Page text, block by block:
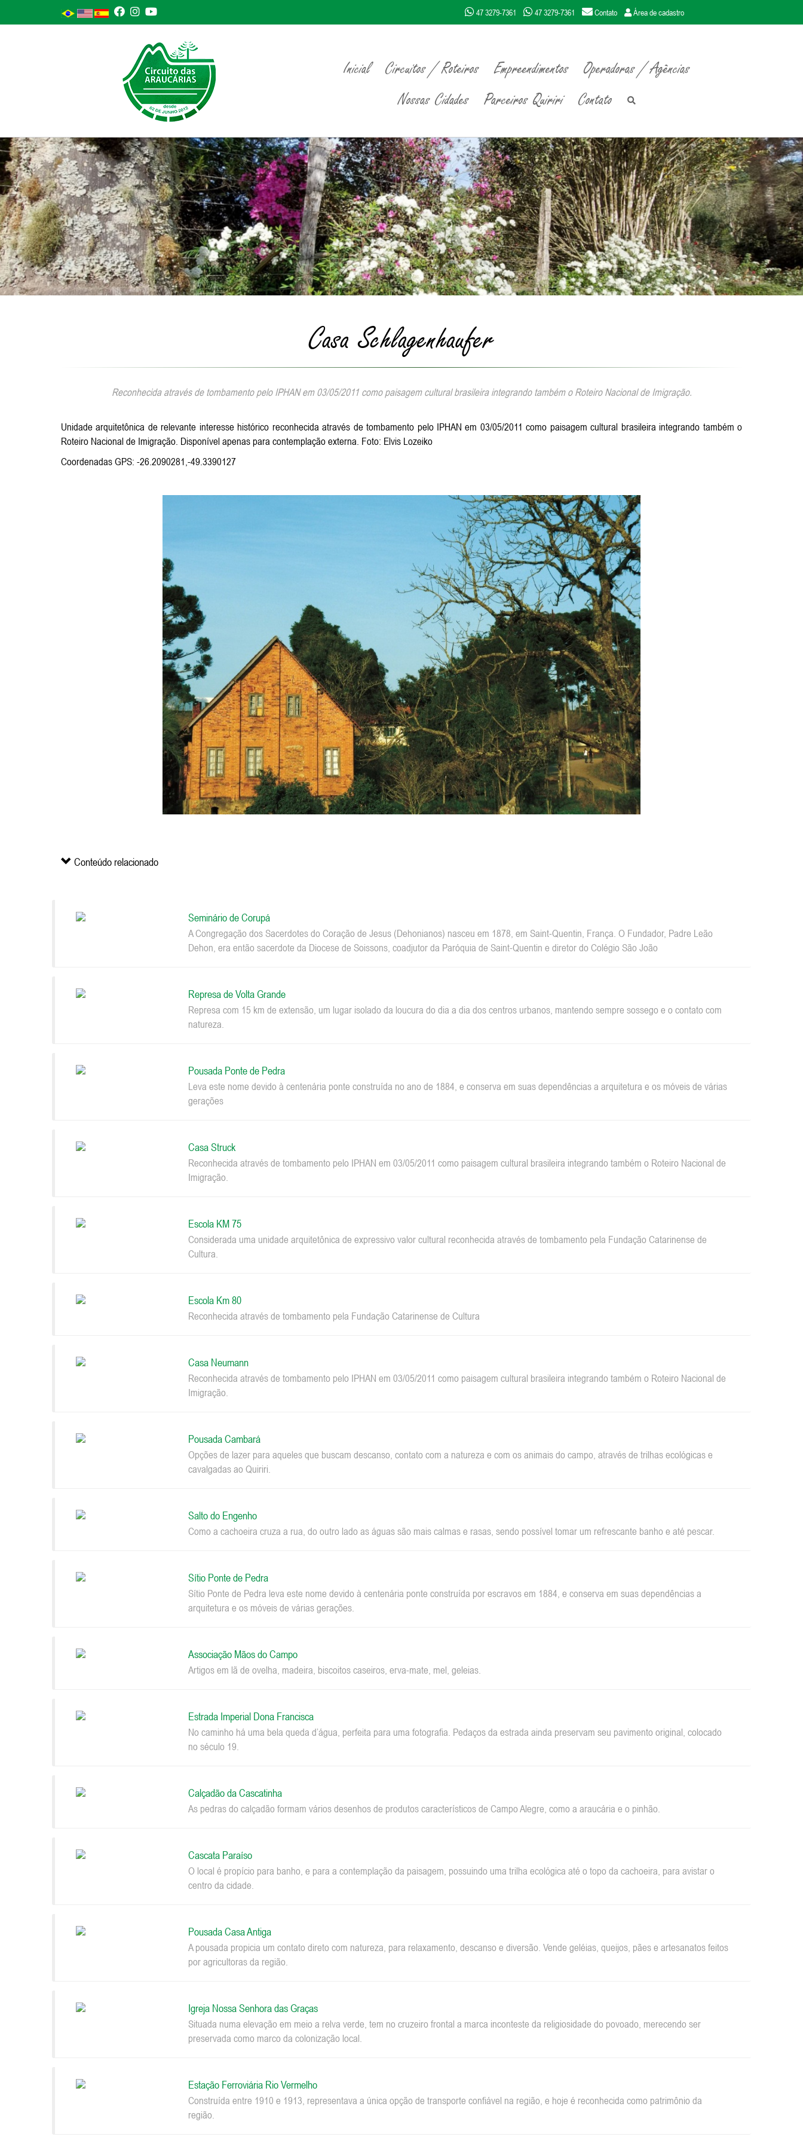
47 3279-7361 47 3279-7361 Contato Área de cadastro
Inicial Circuitos / Roteiros Empreendimentos
Operadoras / Agências
Nossas Cidades
Parceiros Quiriri Contato
Casa Schlagenhaufer
Reconhecida através de tombamento pelo IPHAN em 03/05/2011 como paisagem cultural brasileira integrando também o Roteiro Nacional de Imigração.
Unidade arquitetônica de relevante interesse histórico reconhecida através de tombamento pelo IPHAN em 03/05/2011 como paisagem cultural brasileira integrando também o
Roteiro Nacional de Imigração. Disponível apenas para contemplação externa. Foto: Elvis Lozeiko
Coordenadas GPS: -26.2090281,-49.3390127
Conteúdo relacionado
Seminário de Corupá
A Congregação dos Sacerdotes do Coração de Jesus (Dehonianos) nasceu em 1878, em Saint-Quentin, França. O Fundador, Padre Leão
Dehon, era então sacerdote da Diocese de Soissons, coadjutor da Paróquia de Saint-Quentin e diretor do Colégio São João
Represa de Volta Grande
Represa com 15 km de extensão, um lugar isolado da loucura do dia a dia dos centros urbanos, mantendo sempre sossego e o contato com
natureza.
Pousada Ponte de Pedra
Leva este nome devido à centenária ponte construída no ano de 1884, e conserva em suas dependências a arquitetura e os móveis de várias
gerações
Casa Struck
Reconhecida através de tombamento pelo IPHAN em 03/05/2011 como paisagem cultural brasileira integrando também o Roteiro Nacional de
Imigração.
Escola KM 75
Considerada uma unidade arquitetônica de expressivo valor cultural reconhecida através de tombamento pela Fundação Catarinense de
Cultura.
Escola Km 80
Reconhecida através de tombamento pela Fundação Catarinense de Cultura
Casa Neumann
Reconhecida através de tombamento pelo IPHAN em 03/05/2011 como paisagem cultural brasileira integrando também o Roteiro Nacional de
Imigração.
Pousada Cambará
Opções de lazer para aqueles que buscam descanso, contato com a natureza e com os animais do campo, através de trilhas ecológicas e
cavalgadas ao Quiriri.
Salto do Engenho
Como a cachoeira cruza a rua, do outro lado as águas são mais calmas e rasas, sendo possível tomar um refrescante banho e até pescar.
Sítio Ponte de Pedra
Sítio Ponte de Pedra leva este nome devido à centenária ponte construída por escravos em 1884, e conserva em suas dependências a
arquitetura e os móveis de várias gerações.
Associação Mãos do Campo
Artigos em lã de ovelha, madeira, biscoitos caseiros, erva-mate, mel, geleias.
Estrada Imperial Dona Francisca
No caminho há uma bela queda d’água, perfeita para uma fotografia. Pedaços da estrada ainda preservam seu pavimento original, colocado
no século 19.
Calçadão da Cascatinha
As pedras do calçadão formam vários desenhos de produtos característicos de Campo Alegre, como a araucária e o pinhão.
Cascata Paraíso
O local é propício para banho, e para a contemplação da paisagem, possuindo uma trilha ecológica até o topo da cachoeira, para avistar o
centro da cidade.
Pousada Casa Antiga
A pousada propicia um contato direto com natureza, para relaxamento, descanso e diversão. Vende geléias, queijos, pães e artesanatos feitos
por agricultoras da região.
Igreja Nossa Senhora das Graças
Situada numa elevação em meio a relva verde, tem no cruzeiro frontal a marca inconteste da religiosidade do povoado, merecendo ser
preservada como marco da colonização local.
Estação Ferroviária Rio Vermelho
Construída entre 1910 e 1913, representava a única opção de transporte confiável na região, e hoje é reconhecida como patrimônio da
região.